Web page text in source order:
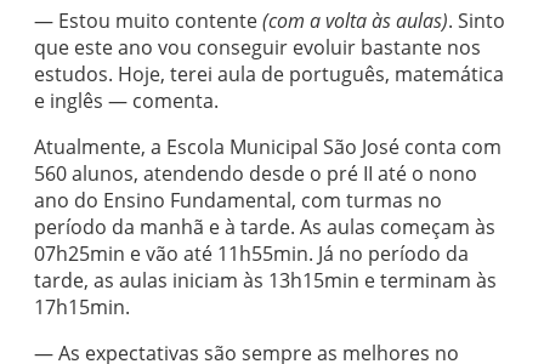
— Estou muito contente(com a volta às aulas). Sinto
que este ano vou conseguir evoluir bastante nos
estudos. Hoje, terei aula de português, matemática
e inglês — comenta.
Atualmente, a Escola Municipal São José conta com
560 alunos, atendendo desde o pré II até o nono
ano do Ensino Fundamental, com turmas no
período da manhã e à tarde. As aulas começam às
07h25min e vão até 11h55min. Já no período da
tarde, as aulas iniciam às 13h15min e terminam às
17h15min.
— As expectativas são sempre as melhores no